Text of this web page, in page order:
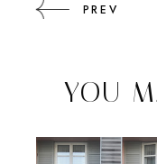
PREV
YOU